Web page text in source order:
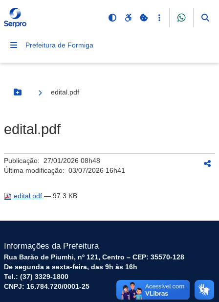
Prefeitura de Formiga
Botão Menu
edital.pdf
edital.pdf
Publicação: 27/01/2026 08h48
Última modificação: 03/07/2026 16h41
edital.pdf — 97.3 KB
Informações da Prefeitura
Rua Barão de Piumhi, nº 121, Centro – CEP: 35570-128
De segunda a sexta-feira, das 9h às 16h
Tel.: (37) 3329-1800
CNPJ: 16.784.720/0001-25